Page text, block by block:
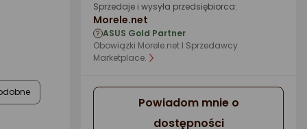
Sprzedaje i wysyła przedsiębiorca:
Morele.net
ASUS Gold Partner
Obowiązki Morele.net I Sprzedawcy
Marketplace.
Powiadom mnie o
dostępności